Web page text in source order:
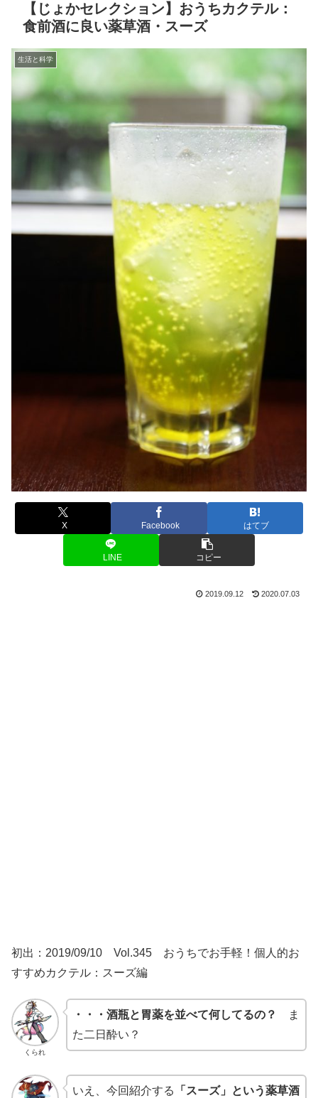
【じょかセレクション】おうちカクテル：
食前酒に良い薬草酒・スーズ
生活と科学
X Facebook はてブ
LINE コピー
2019.09.12 2020.07.03
初出：2019/09/10 Vol.345 おうちでお手軽！個人的お
すすめカクテル：スーズ編
くられ
・・・酒瓶と胃薬を並べて何してるの？
ま
た二日酔い？
いえ、今回紹介する 「スーズ」という薬草酒